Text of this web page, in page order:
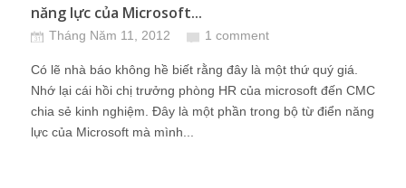
năng lực của Microsoft...
Tháng Năm 11, 2012 1 comment
Có lẽ nhà báo không hề biết rằng đây là một thứ quý giá.
Nhớ lại cái hồi chị trưởng phòng HR của microsoft đến CMC
chia sẻ kinh nghiệm. Đây là một phần trong bộ từ điển năng
lực của Microsoft mà mình...